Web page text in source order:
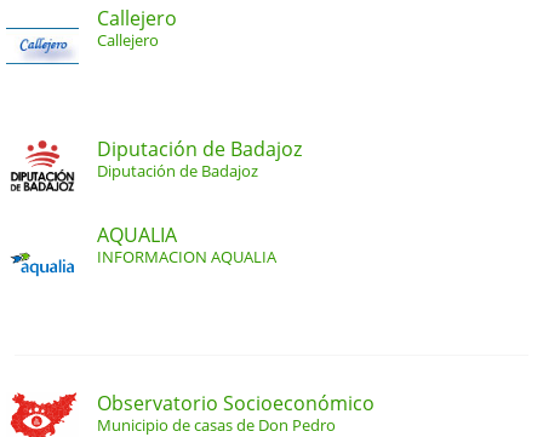
Callejero
Callejero
Diputación de Badajoz
Diputación de Badajoz
AQUALIA
INFORMACION AQUALIA
Observatorio Socioeconómico
Municipio de casas de Don Pedro